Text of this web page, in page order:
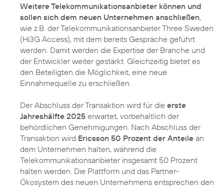
Weitere Telekommunikationsanbieter können und
sollen sich dem neuen Unternehmen anschließen,
wie z.B. der Telekommunikationsanbieter Three Sweden
(Hi3G Access), mit dem bereits Gespräche geführt
werden. Damit werden die Expertise der Branche und
der Entwickler weiter gestärkt. Gleichzeitig bietet es
den Beteiligten die Möglichkeit, eine neue
Einnahmequelle zu erschließen.
Der Abschluss der Transaktion wird für die erste
Jahreshälfte 2025 erwartet, vorbehaltlich der
behördlichen Genehmigungen. Nach Abschluss der
Transaktion wird Ericsson 50 Prozent der Anteile an
dem Unternehmen halten, während die
Telekommunikationsanbieter insgesamt 50 Prozent
halten werden. Die Plattform und das Partner-
Ökosystem des neuen Unternehmens entsprechen den